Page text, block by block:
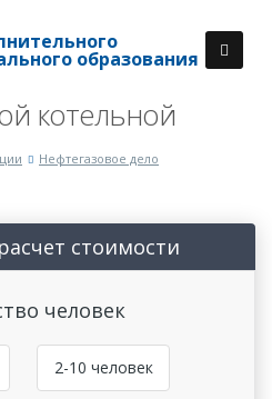
образования
котельной
Нефтегазовое дело
стоимости
человек
2-10 человек